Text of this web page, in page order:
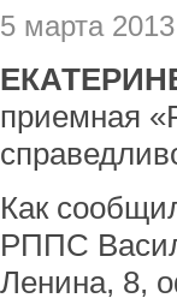
5 марта
приемная
Как
РППС
Ленина, 8,